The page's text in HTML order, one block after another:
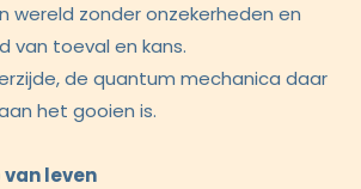
wereld zonder onzekerheden en
van toeval en kans.
de quantum mechanica daar
het gooien is.
leven